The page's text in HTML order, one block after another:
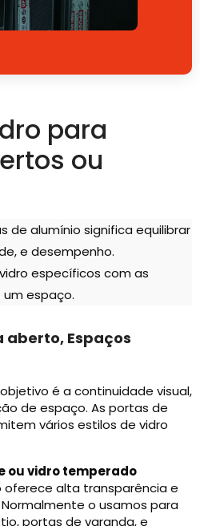
para
ou
de alumínio significa equilibrar
e desempenho.
específicos com as
espaço.
aberto, Espaços
é a continuidade visual,
de espaço. As portas de
vários estilos de vidro
ou vidro temperado
oferece alta transparência e
o usamos para
portas de varanda, e